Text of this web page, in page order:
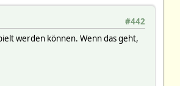
#442
werden können. Wenn das geht,